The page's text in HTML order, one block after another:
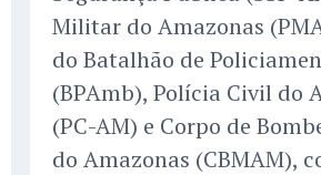
Militar do Amazonas
do Batalhão de
(BPAmb), Polícia Civil do
(PC-AM) e Corpo de
do Amazonas (CBMAM),